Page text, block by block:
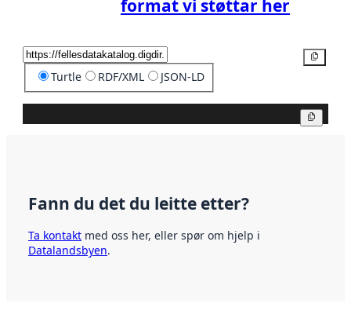
format vi støttar her
Turtle RDF/XML JSON-LD
Fann du det du leitte etter?
Ta kontakt med oss her, eller spør om hjelp i
Datalandsbyen.